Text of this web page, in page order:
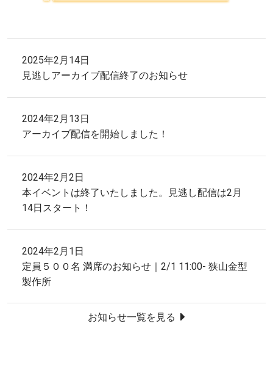
2025年2月14日
見逃しアーカイブ配信終了のお知らせ
2024年2月13日
アーカイブ配信を開始しました！
2024年2月2日
本イベントは終了いたしました。見逃し配信は2月
14日スタート！
2024年2月1日
定員５００名 満席のお知らせ｜2/1 11:00- 狭山金型
製作所
お知らせ一覧を見る